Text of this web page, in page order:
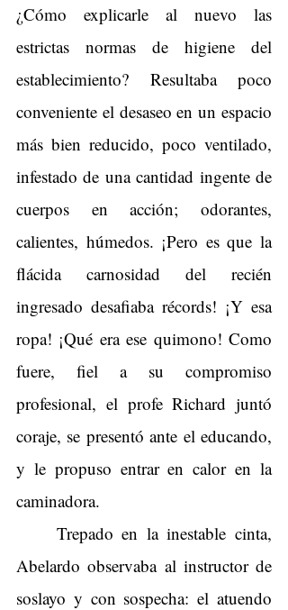
¿Cómo explicarle al nuevo las
estrictas normas de higiene del
establecimiento? Resultaba poco
conveniente el desaseo en un espacio
más bien reducido, poco ventilado,
infestado de una cantidad ingente de
cuerpos en acción; odorantes,
calientes, húmedos. ¡Pero es que la
flácida carnosidad del recién
ingresado desafiaba récords! ¡Y esa
ropa! ¡Qué era ese quimono! Como
fuere, fiel a su compromiso
profesional, el profe Richard juntó
coraje, se presentó ante el educando,
y le propuso entrar en calor en la
caminadora.
Trepado en la inestable cinta,
Abelardo observaba al instructor de
soslayo y con sospecha: el atuendo